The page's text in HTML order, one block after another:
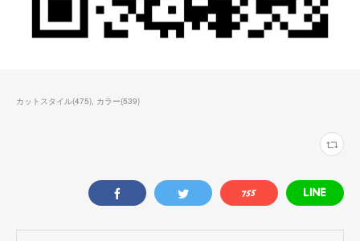
カットスタイル(475) カラー(539)